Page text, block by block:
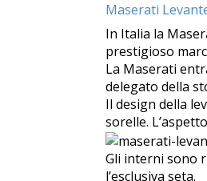
Maserati
In Italia la
prestigioso
La Maserati
delegato della
Il design della
sorelle.
Gli interni sono
l’esclusiva seta.